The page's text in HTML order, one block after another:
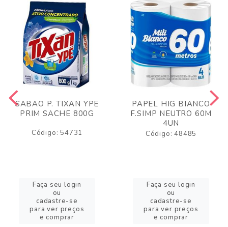
SABAO P. TIXAN YPE
PRIM SACHE 800G
Código: 54731
Faça seu login
ou
cadastre-se
para ver preços
e comprar
PAPEL HIG BIANCO
F.SIMP NEUTRO 60M
4UN
Código: 48485
Faça seu login
ou
cadastre-se
para ver preços
e comprar